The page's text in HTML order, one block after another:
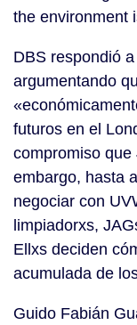
the environment
DBS respondió
argumentando
futuros en el
compromiso que
embargo, hasta
negociar con
limpiadorxs,
Ellxs deciden
acumulada de
Guido Fabián